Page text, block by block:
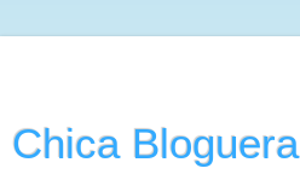
Chica Bloguera